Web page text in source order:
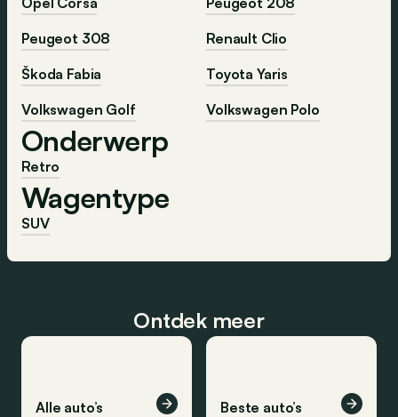
Peugeot 308
Renault Clio
Škoda Fabia
Toyota Yaris
Volkswagen Golf
Volkswagen Polo
Onderwerp
Retro
Wagentype
SUV
Ontdek meer
Alle auto’s Beste auto’s